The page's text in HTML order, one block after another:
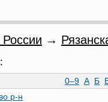
→
0–9 А Б
р-н